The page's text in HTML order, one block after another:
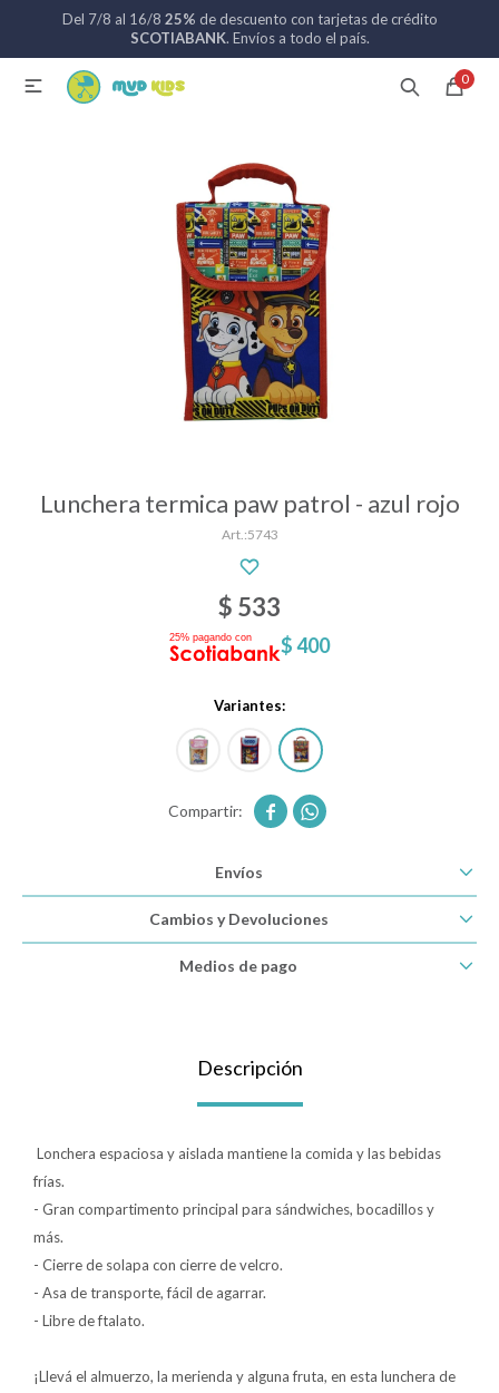
Del 7/8 al 16/8 25% de descuento con tarjetas de crédito
SCOTIABANK. Envíos a todo el país.
0

Lunchera termica paw patrol - azul rojo
5743
$ 533
$400
Variantes:
 
Envíos
Cambios y Devoluciones
Medios de pago
Descripción
Lonchera espaciosa y aislada mantiene la comida y las bebidas
frías.
- Gran compartimento principal para sándwiches, bocadillos y
más.
- Cierre de solapa con cierre de velcro.
- Asa de transporte, fácil de agarrar.
- Libre de ftalato.
¡Llevá el almuerzo, la merienda y alguna fruta, en esta lunchera de
MI CUENTA
Catálogo Nuevos ingresos
Alimentación
Paseo y seguridad
Bolsos y mochilas maternales
Nuevos